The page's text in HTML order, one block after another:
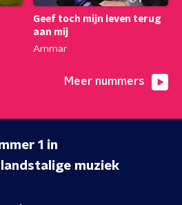
Geef toch mijn leven terug
aan mij
Ammar
Meer nummers
1 in
muziek